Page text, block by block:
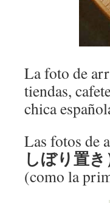
La foto de
tiendas,
chica
Las fotos de
しぼり置き
(como la